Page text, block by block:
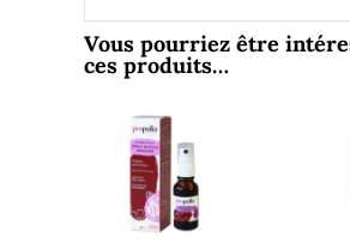
Vous pourriez être
ces produits…
SPRAY
GORGE
PROPOLIS
MIEL &
THYM
&